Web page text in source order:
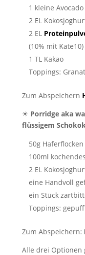
1 kleine Avocado
2 EL
2 EL
(10% mit Kate10)
1 TL Kakao
Toppings:
Zum Abspeichern
☀ Porridge aka
flüssigem
50g Haferflocken
100ml
2 EL
eine Handvoll
ein Stück
Toppings:
Zum Abspeichern:
Alle drei Optionen